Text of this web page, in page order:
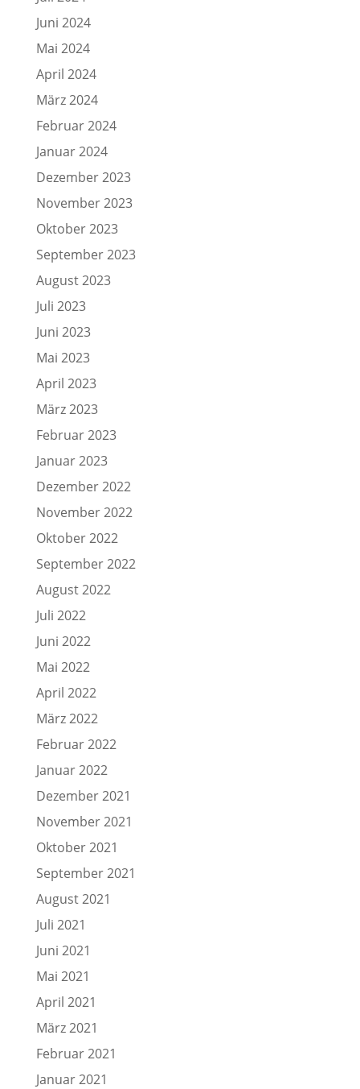
Juni 2024
Mai 2024
April 2024
März 2024
Februar 2024
Januar 2024
Dezember 2023
November 2023
Oktober 2023
September 2023
August 2023
Juli 2023
Juni 2023
Mai 2023
April 2023
März 2023
Februar 2023
Januar 2023
Dezember 2022
November 2022
Oktober 2022
September 2022
August 2022
Juli 2022
Juni 2022
Mai 2022
April 2022
März 2022
Februar 2022
Januar 2022
Dezember 2021
November 2021
Oktober 2021
September 2021
August 2021
Juli 2021
Juni 2021
Mai 2021
April 2021
März 2021
Februar 2021
Januar 2021